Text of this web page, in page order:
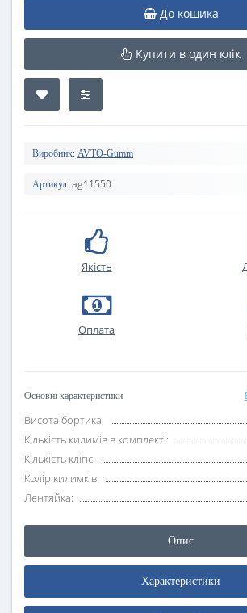
До кошика
Купити в один клік
Виробник: AVTO-Gumm
Артикул: ag11550
Якість
Оплата
Основні характеристики
Висота бортика:
Кількість килимів в комплекті:
Кількість кліпс:
Колір килимків:
Лентяйка:
Опис
Характеристики